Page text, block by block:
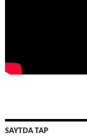
SAYTDA TAP